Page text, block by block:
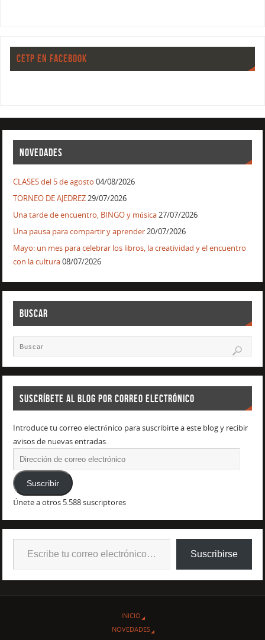
CETP EN FACEBOOK
NOVEDADES
CLASES del 5 de agosto 04/08/2026
TORNEO DE AJEDREZ29/07/2026
Una tarde de encuentro, BINGO y música27/07/2026
Una pausa para compartir y aprender20/07/2026
Mayo: un mes para celebrar los libros, la creatividad y el encuentro
con la cultura08/07/2026
BUSCAR
SUSCRÍBETE AL BLOG POR CORREO ELECTRÓNICO
Introduce tu correo electrónico para suscribirte a este blog y recibir
avisos de nuevas entradas.
Suscribir
Únete a otros 5.588 suscriptores
Suscribirse
INICIO
NOVEDADES